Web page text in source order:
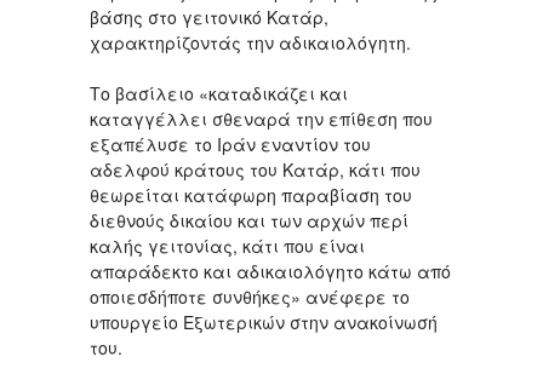
βάσης στο γειτονικό Κατάρ,
χαρακτηρίζοντάς την αδικαιολόγητη.
Το βασίλειο «καταδικάζει και
καταγγέλλει σθεναρά την επίθεση που
εξαπέλυσε το Ιράν εναντίον του
αδελφού κράτους του Κατάρ, κάτι που
θεωρείται κατάφωρη παραβίαση του
διεθνούς δικαίου και των αρχών περί
καλής γειτονίας, κάτι που είναι
απαράδεκτο και αδικαιολόγητο κάτω από
οποιεσδήποτε συνθήκες» ανέφερε το
υπουργείο Εξωτερικών στην ανακοίνωσή
του.